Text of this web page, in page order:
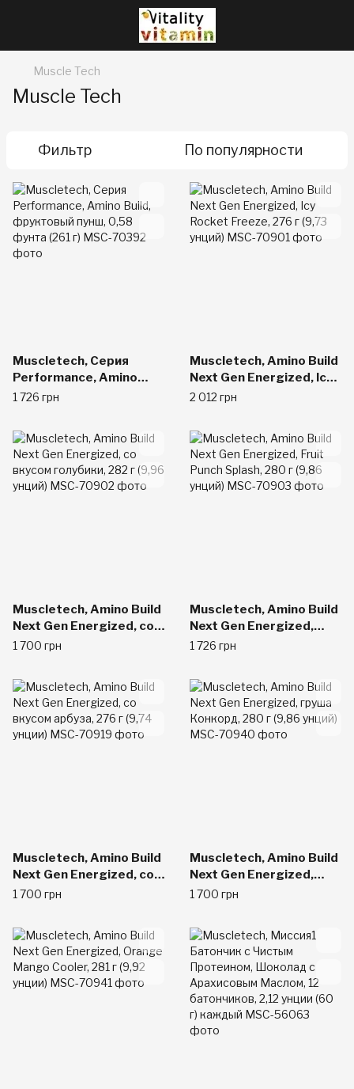
Muscle Tech
Muscle Tech
Фильтр По популярности
Muscletech, Серия
Performance, Amino
Build, фруктовый пунш,
1 726 грн
Muscletech, Amino Build
Next Gen Energized, Icy
Rocket Freeze, 276 г
2 012 грн
Muscletech, Amino Build
Next Gen Energized, со
вкусом голубики, 282 г
1 700 грн
Muscletech, Amino Build
Next Gen Energized,
Fruit Punch Splash, 280 г
1 726 грн
Muscletech, Amino Build
Next Gen Energized, со
вкусом арбуза, 276 г
1 700 грн
Muscletech, Amino Build
Next Gen Energized,
груша Конкорд, 280 г
1 700 грн